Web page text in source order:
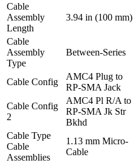
Cable
Assembly
Length
3.94 in (100 mm)
Cable
Assembly
Type
Between-Series
Cable Config
AMC4 Plug to
RP-SMA Jack
Cable Config
2
AMC4 Pl R/A to
RP-SMA Jk Str
Bkhd
Cable Type
Cable
Assemblies
1.13 mm Micro-
Cable